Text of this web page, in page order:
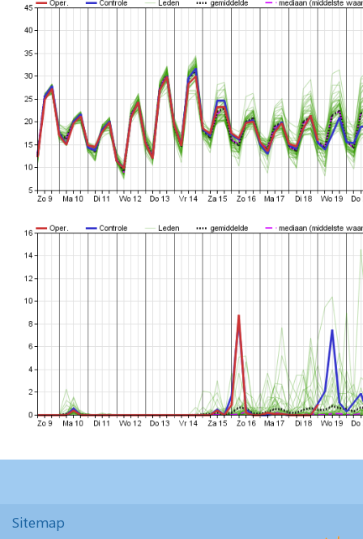
Sitemap